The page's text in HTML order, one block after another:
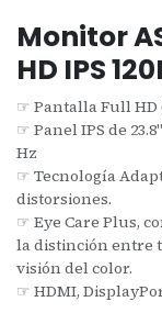
Monitor
HD IPS
☞ Pantalla Full HD
☞ Panel IPS de
Hz
☞ Tecnología
distorsiones.
☞ Eye Care Plus,
la distinción entre
visión del color.
☞ HDMI,